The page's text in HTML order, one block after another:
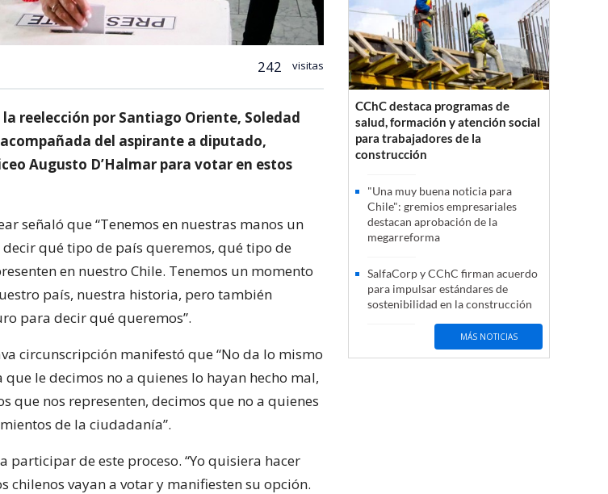
242 visitas
reelección por Santiago Oriente, Soledad
del aspirante a diputado,
Augusto D’Halmar para votar en estos
señaló que “Tenemos en nuestras manos un
qué tipo de país queremos, qué tipo de
en nuestro Chile. Tenemos un momento
país, nuestra historia, pero también
para decir qué queremos”.
circunscripción manifestó que “No da lo mismo
le decimos no a quienes lo hayan hecho mal,
que nos representen, decimos que no a quienes
de la ciudadanía”.
de este proceso. “Yo quisiera hacer
chilenos vayan a votar y manifiesten su opción.
CChC destaca programas de
salud, formación y atención social
para trabajadores de la
construcción
"Una muy buena noticia para
Chile": gremios empresariales
destacan aprobación de la
megarreforma
SalfaCorp y CChC firman acuerdo
para impulsar estándares de
sostenibilidad en la construcción
MÁS NOTICIAS